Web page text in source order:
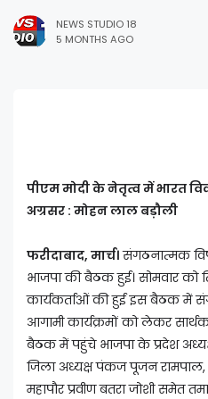
NEWS STUDIO 18
5 MONTHS AGO
पीएम मोदी के नेतृत्व में भारत
अग्रसर : मोहन लाल बड़ौली
फरीदाबाद, मार्च।संगठनात्मक
भाजपा की बैठक हुई। सोमवार को
कार्यकर्ताओं की हुई इस बैठक में
आगामी कार्यक्रमों को लेकर
बैठक में पहुंचे भाजपा के प्रदेश
जिला अध्यक्ष पंकज पूजन रामपाल,
महापौर प्रवीण बतरा जोशी समेत